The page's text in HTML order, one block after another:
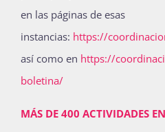
en las páginas de esas
instancias: https://
así como en https://
boletina/
MÁS DE 400 ACTIVIDADES